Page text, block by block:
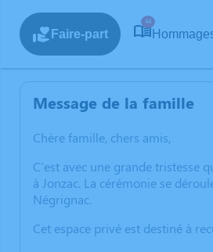
Faire-part
44
Message de la famille
Chère famille, chers amis,
C'est avec une grande tristesse
à Jonzac. La cérémonie se
Négrignac.
Cet espace privé est destiné à